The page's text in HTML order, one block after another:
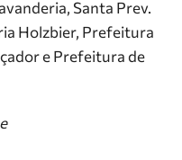
Santa Prev.
Holzbier, Prefeitura
e Prefeitura de